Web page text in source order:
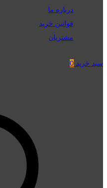
درباره ما
قوانین خرید
مشتریان
سبد خرید 0